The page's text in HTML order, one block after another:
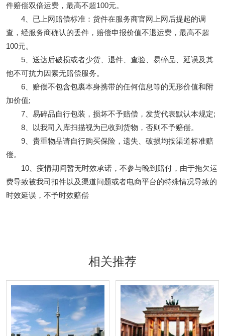
件赔偿双倍运费，最高不超100元。
4、已上网赔偿标准：货件在服务商官网上网后提起的调
查，经服务商确认的丢件，赔偿申报价值不退运费，最高不超
100元。
5、送达后破损或者少货、退件、查验、易碎品、延误及其
他不可抗力因素无赔偿服务。
6、赔偿不包含包裹本身携带的任何信息等的无形价值和附
加价值;
7、易碎品自行包装，损坏不予赔偿，发货代表默认本规定;
8、以我司入库扫描视为已收到货物，否则不予赔偿。
9、贵重物品请自行购买保险，遗失、破损均按渠道标准赔
偿。
10、疫情期间暂无时效承诺，不参与晚到赔付，由于拖欠运
费导致被我司扣件以及渠道问题或者电商平台的特殊情况导致的
时效延误，不予时效赔偿
相关推荐